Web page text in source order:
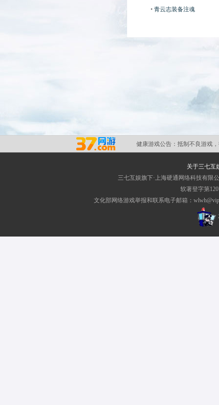
• 青云志装备注魂
健康游戏公告： 抵制不良游戏
关于三七互
三七互娱旗下·上海硬通网络科技有限
软著登字第
文化部网络游戏举报和联系电子邮箱：